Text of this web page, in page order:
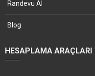
Randevu Al
Blog
HESAPLAMA ARAÇLARI